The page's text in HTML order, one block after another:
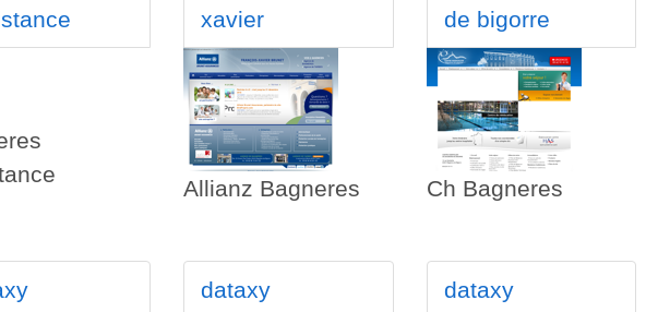
xavier
Allianz Bagneres
de bigorre
Ch Bagneres
dataxy dataxy